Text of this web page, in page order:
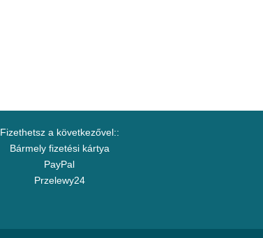
Fizethetsz a következővel::
Bármely fizetési kártya
PayPal
Przelewy24